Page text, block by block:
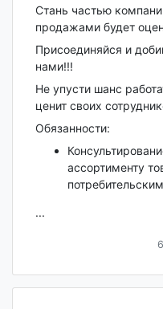
Стань частью
продажами будет
Присоединяйся и
нами!!!
Не упусти шанс
ценит своих
Обязанности:
ассортименту
...